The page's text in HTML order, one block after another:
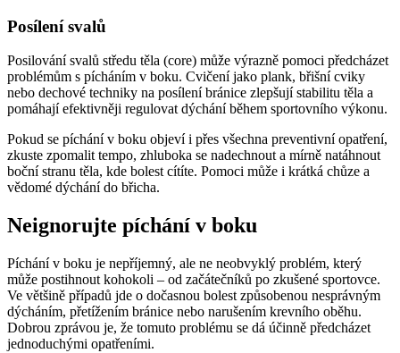
Posílení svalů
Posilování svalů středu těla (core) může výrazně pomoci předcházet
problémům s pícháním v boku. Cvičení jako plank, břišní cviky
nebo dechové techniky na posílení bránice zlepšují stabilitu těla a
pomáhají efektivněji regulovat dýchání během sportovního výkonu.
Pokud se píchání v boku objeví i přes všechna preventivní opatření,
zkuste zpomalit tempo, zhluboka se nadechnout a mírně natáhnout
boční stranu těla, kde bolest cítíte. Pomoci může i krátká chůze a
vědomé dýchání do břicha.
Neignorujte píchání v boku
Píchání v boku je nepříjemný, ale ne neobvyklý problém, který
může postihnout kohokoli – od začátečníků po zkušené sportovce.
Ve většině případů jde o dočasnou bolest způsobenou nesprávným
dýcháním, přetížením bránice nebo narušením krevního oběhu.
Dobrou zprávou je, že tomuto problému se dá účinně předcházet
jednoduchými opatřeními.